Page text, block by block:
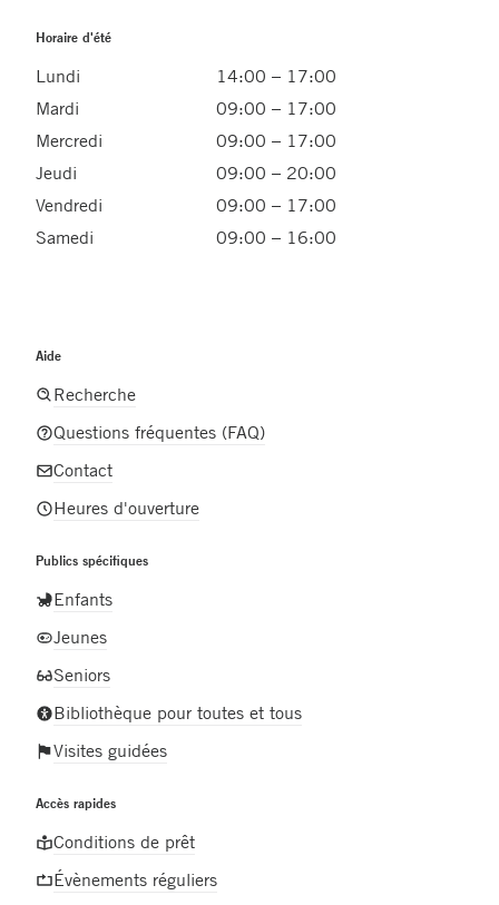
Horaire d'été
Lundi
14:00 – 17:00
Mardi
09:00 – 17:00
Mercredi
09:00 – 17:00
Jeudi
09:00 – 20:00
Vendredi
09:00 – 17:00
Samedi
09:00 – 16:00
Aide
Recherche
Questions fréquentes (FAQ)
Contact
Heures d'ouverture
Publics spécifiques
Enfants
Jeunes
Seniors
Bibliothèque pour toutes et tous
Visites guidées
Accès rapides
Conditions de prêt
Évènements réguliers